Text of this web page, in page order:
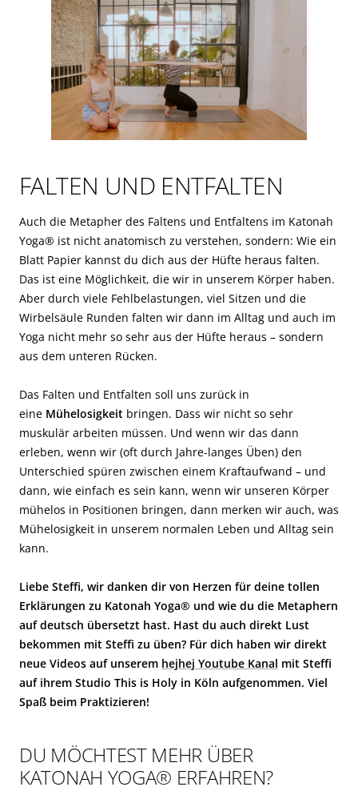
FALTEN UND ENTFALTEN
Auch die Metapher des Faltens und Entfaltens im Katonah
Yoga® ist nicht anatomisch zu verstehen, sondern: Wie ein
Blatt Papier kannst du dich aus der Hüfte heraus falten.
Das ist eine Möglichkeit, die wir in unserem Körper haben.
Aber durch viele Fehlbelastungen, viel Sitzen und die
Wirbelsäule Runden falten wir dann im Alltag und auch im
Yoga nicht mehr so sehr aus der Hüfte heraus – sondern
aus dem unteren Rücken.
Das Falten und Entfalten soll uns zurück in
eine Mühelosigkeit bringen. Dass wir nicht so sehr
muskulär arbeiten müssen. Und wenn wir das dann
erleben, wenn wir (oft durch Jahre-langes Üben) den
Unterschied spüren zwischen einem Kraftaufwand – und
dann, wie einfach es sein kann, wenn wir unseren Körper
mühelos in Positionen bringen, dann merken wir auch, was
Mühelosigkeit in unserem normalen Leben und Alltag sein
kann.
Liebe Steffi, wir danken dir von Herzen für deine tollen
Erklärungen zu Katonah Yoga® und wie du die Metaphern
auf deutsch übersetzt hast. Hast du auch direkt Lust
bekommen mit Steffi zu üben? Für dich haben wir direkt
neue Videos auf unserem hejhej Youtube Kanal mit Steffi
auf ihrem Studio This is Holy in Köln aufgenommen. Viel
Spaß beim Praktizieren!
DU MÖCHTEST MEHR ÜBER
KATONAH YOGA® ERFAHREN?